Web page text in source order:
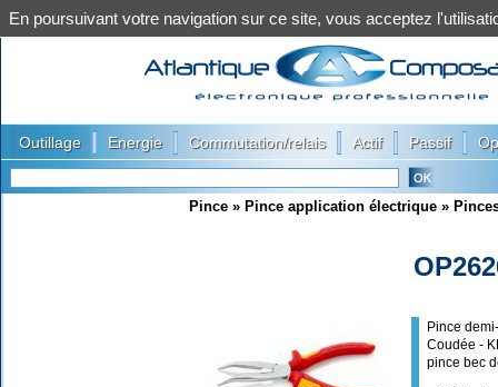
Outillage Energie Commutation/relais Actif Passif
Pince » Pince application électrique »
Pince
Coudée -
pince bec
En poursuivant votre navigation sur ce site, vous acceptez